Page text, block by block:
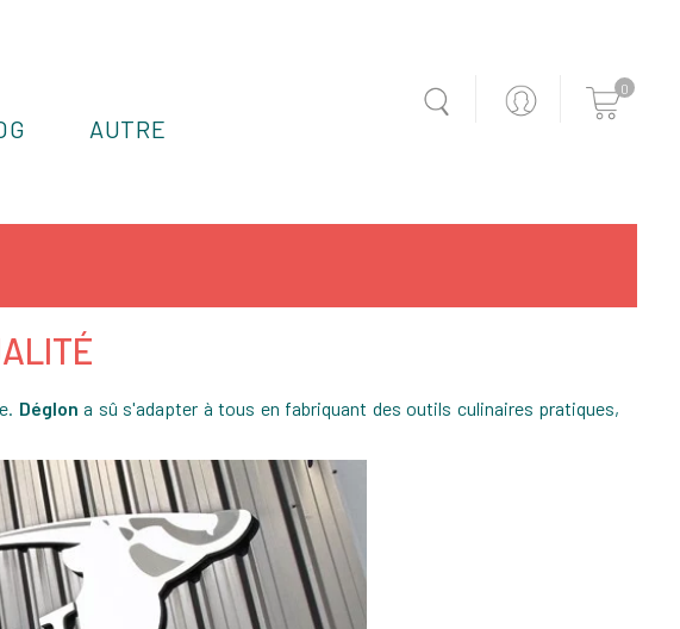
0
AUTRE
Déglon a sû s'adapter à tous en fabriquant des outils culinaires pratiques,